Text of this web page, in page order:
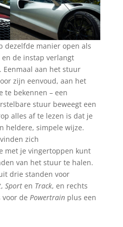
dezelfde manier open als
de instap verlangt
aan het stuur
zijn eenvoud, aan het
te bekennen – een
stuur beweegt een
alles af te lezen is dat je
heldere, simpele wijze.
zich
met je vingertoppen kunt
van het stuur te halen.
drie standen voor
, Sporten Track, en rechts
de Powertrainplus een